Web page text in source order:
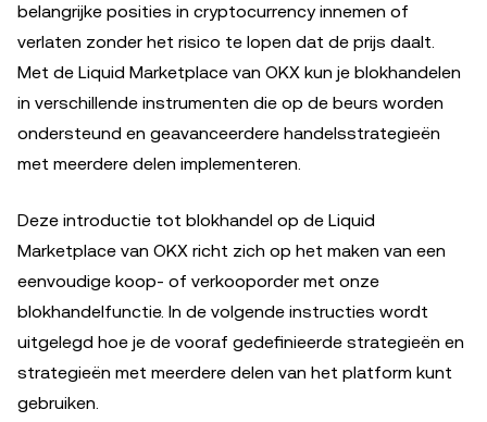
belangrijke posities in cryptocurrency innemen of
verlaten zonder het risico te lopen dat de prijs daalt.
Met de Liquid Marketplace van OKX kun je blokhandelen
in verschillende instrumenten die op de beurs worden
ondersteund en geavanceerdere handelsstrategieën
met meerdere delen implementeren.
Deze introductie tot blokhandel op de Liquid
Marketplace van OKX richt zich op het maken van een
eenvoudige koop- of verkooporder met onze
blokhandelfunctie. In de volgende instructies wordt
uitgelegd hoe je de vooraf gedefinieerde strategieën en
strategieën met meerdere delen van het platform kunt
gebruiken.